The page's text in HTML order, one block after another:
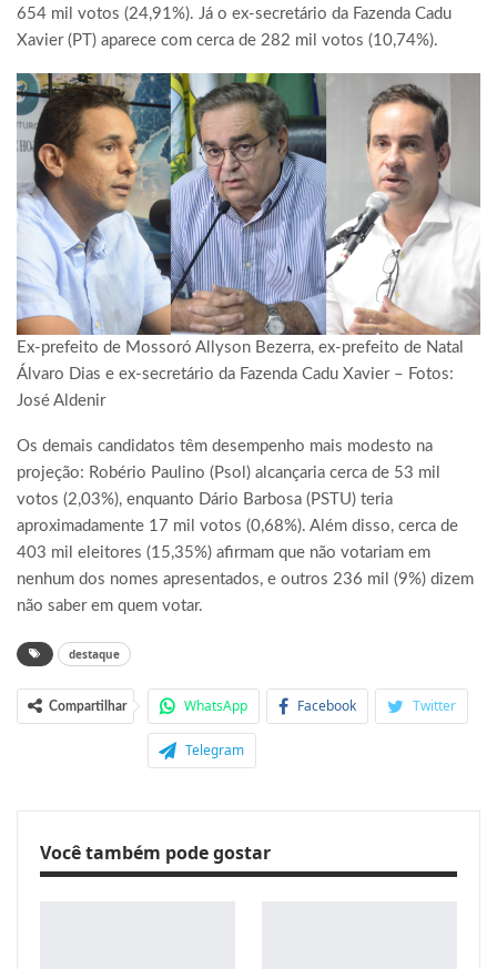
654 mil votos (24,91%). Já o ex-secretário da Fazenda Cadu
Xavier (PT) aparece com cerca de 282 mil votos (10,74%).
Ex-prefeito de Mossoró Allyson Bezerra, ex-prefeito de Natal
Álvaro Dias e ex-secretário da Fazenda Cadu Xavier – Fotos:
José Aldenir
Os demais candidatos têm desempenho mais modesto na
projeção: Robério Paulino (Psol) alcançaria cerca de 53 mil
votos (2,03%), enquanto Dário Barbosa (PSTU) teria
aproximadamente 17 mil votos (0,68%). Além disso, cerca de
403 mil eleitores (15,35%) afirmam que não votariam em
nenhum dos nomes apresentados, e outros 236 mil (9%) dizem
não saber em quem votar.
destaque
Compartilhar WhatsApp Facebook Twitter
Telegram
Você também pode gostar